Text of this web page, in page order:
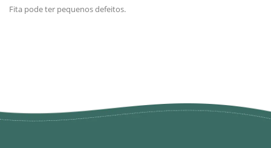
Fita pode ter pequenos defeitos.